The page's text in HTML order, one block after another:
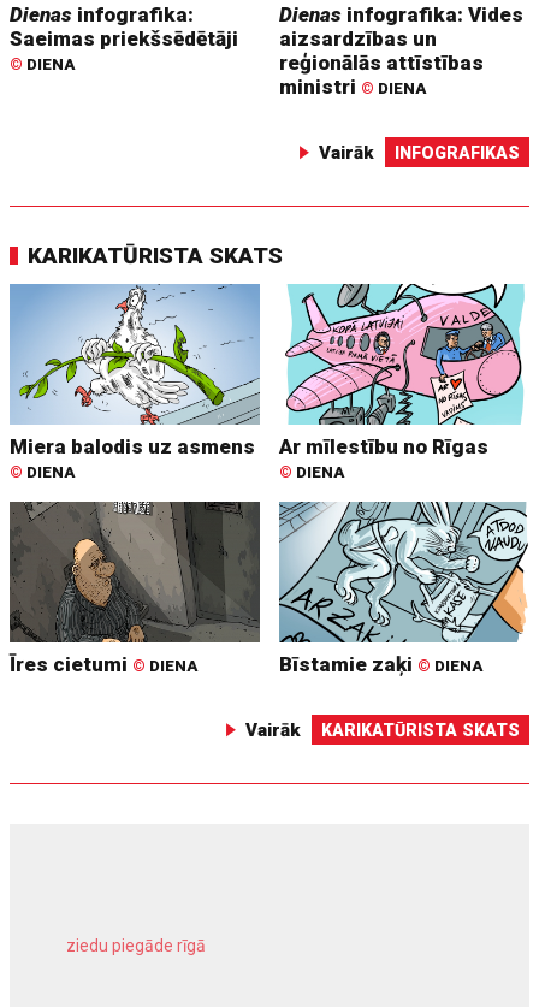
Dienas infografika:
Saeimas priekšsēdētāji
© DIENA
Dienas infografika: Vides
aizsardzības un
reģionālās attīstības
ministri © DIENA
Vairāk INFOGRAFIKAS
KARIKATŪRISTA SKATS
Miera balodis uz asmens
© DIENA
Ar mīlestību no Rīgas
© DIENA
Īres cietumi © DIENA Bīstamie zaķi © DIENA
Vairāk KARIKATŪRISTA SKATS
ziedu piegāde rīgā